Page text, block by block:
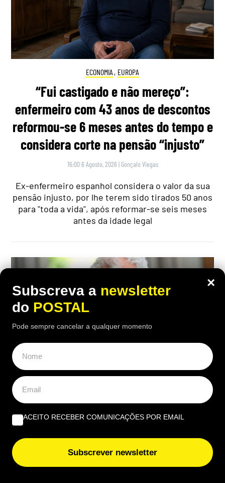
ECONOMIA , EUROPA
“Fui castigado e não mereço”:
enfermeiro com 43 anos de descontos
reformou-se 6 meses antes do tempo e
considera corte na pensão “injusto”
16:00 6 Agosto, 2026 | Gonçalo Viegas
Ex-enfermeiro espanhol considera o valor da sua
pensão injusto, por lhe terem sido tirados 50 anos
para "toda a vida", após reformar-se seis meses
antes da idade legal
ECONOMIA,EUROPA
Carpinteiro reformado de 91 anos com
incapacidade vê Segurança Social
recusar-lhe subida da pensão de 850€
×
Subscreva a newsletter
do POSTAL
Pode sempre cancelar a qualquer momento
ACEITO RECEBER COMUNICAÇÕES POR EMAIL
Subscrever newsletter